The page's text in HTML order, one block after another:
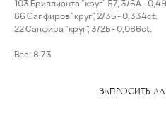
103 Бриллианта "круг" 57, 3/6А -
66 Сапфиров "круг", 2/3Б - 0,334ct.
22 Сапфира "круг", 3/2Б - 0,066ct.
Вес: 8,73
ЗАПРОСИТЬ